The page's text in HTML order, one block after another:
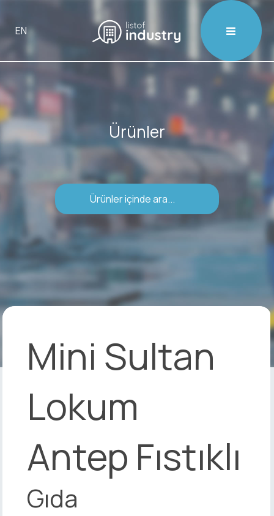

EN
Ürünler
Mini Sultan
Lokum
Antep Fıstıklı
Gıda